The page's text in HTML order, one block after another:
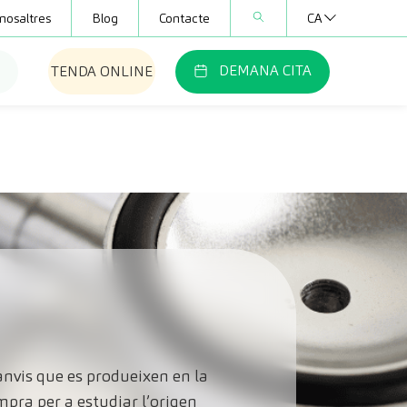
Blog Contacte CA
TENDA ONLINE DEMANA CITA
que es produeixen en la
per a estudiar l’origen